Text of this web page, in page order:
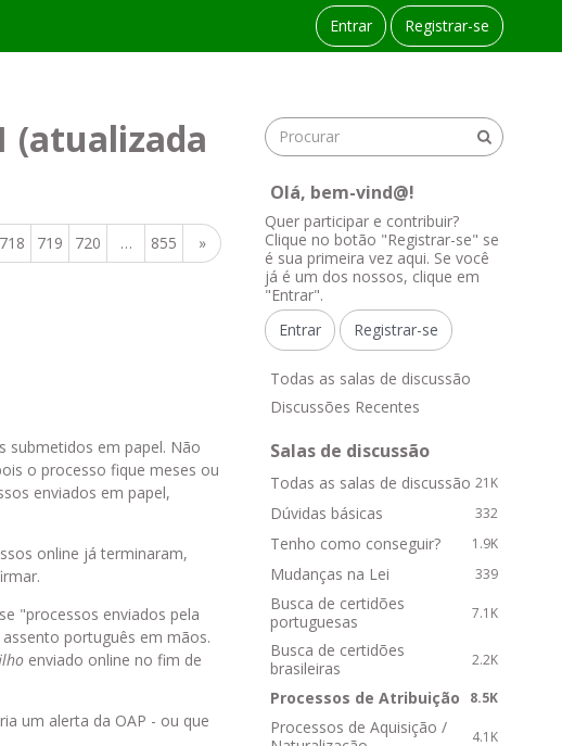
Entrar Registrar-se
(atualizada
718 719 720 … 855 »
submetidos em papel. Não
o processo fique meses ou
enviados em papel,
online já terminaram,
"processos enviados pela
português em mãos.
enviado online no fim de
um alerta da OAP - ou que
Olá, bem-vind@!
Quer participar e contribuir?
Clique no botão "Registrar-se" se
é sua primeira vez aqui. Se você
já é um dos nossos, clique em
"Entrar".
Entrar
Registrar-se
L
k
R
á
p
o
s
Todas as salas de discussão
Discussões Recentes
Salas de discussão
21K
Todas as salas de discussão
332
Dúvidas básicas
1.9K
Tenho como conseguir?
339
Mudanças na Lei
7.1K
Busca de certidões
portuguesas
2.2K
Busca de certidões
brasileiras
8.5K
Processos de Atribuição
4.1K
Processos de Aquisição /